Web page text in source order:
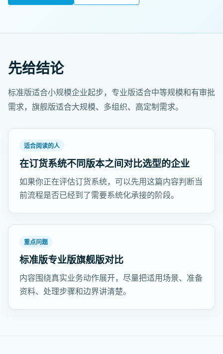
先给结论
标准版适合小规模企业起步，专业版适合中等规模和有审批
需求，旗舰版适合大规模、多组织、高定制需求。
适合阅读的人
在订货系统不同版本之间对比选型的企业
如果你正在评估订货系统，可以先用这篇内容判断当
前流程是否已经到了需要系统化承接的阶段。
重点问题
标准版专业版旗舰版对比
内容围绕真实业务动作展开，尽量把适用场景、准备
资料、处理步骤和边界讲清楚。